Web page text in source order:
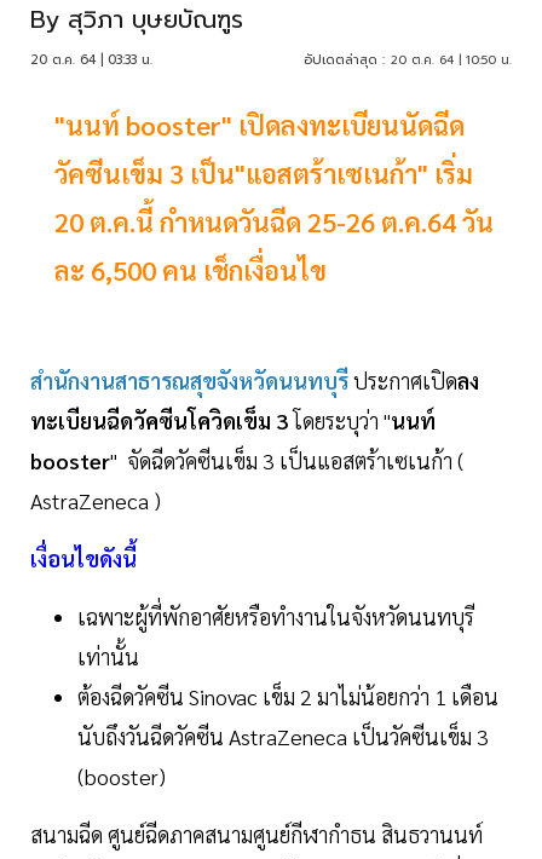
By สุวิภา บุษยบัณฑูร
20 ต.ค. 64 | 03:33 น. อัปเดตล่าสุด : 20 ต.ค. 64 | 10:50 น.
"นนท์ booster" เปิดลงทะเบียนนัดฉีด
วัคซีนเข็ม 3 เป็น"แอสตร้าเซเนก้า" เริ่ม
20 ต.ค.นี้ กำหนดวันฉีด 25-26 ต.ค.64 วัน
ละ 6,500 คน เช็กเงื่อนไข
สำนักงานสาธารณสุขจังหวัดนนทบุรีประกาศเปิดลง
ทะเบียนฉีดวัคซีนโควิดเข็ม 3โดยระบุว่า "นนท์
booster" จัดฉีดวัคซีนเข็ม 3 เป็นแอสตร้าเซเนก้า (
AstraZeneca )
เงื่อนไขดังนี้
เฉพาะผู้ที่พักอาศัยหรือทำงานในจังหวัดนนทบุรี
เท่านั้น
ต้องฉีดวัคซีน Sinovac เข็ม 2 มาไม่น้อยกว่า 1 เดือน
นับถึงวันฉีดวัคซีน AstraZeneca เป็นวัคซีนเข็ม 3
(booster)
สนามฉีด ศูนย์ฉีดภาคสนามศูนย์กีฬากำธน สินธวานนท์